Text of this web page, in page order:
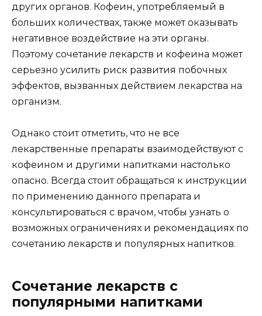
других органов. Кофеин, употребляемый в
больших количествах, также может оказывать
негативное воздействие на эти органы.
Поэтому сочетание лекарств и кофеина может
серьезно усилить риск развития побочных
эффектов, вызванных действием лекарства на
организм.
Однако стоит отметить, что не все
лекарственные препараты взаимодействуют с
кофеином и другими напитками настолько
опасно. Всегда стоит обращаться к инструкции
по применению данного препарата и
консультироваться с врачом, чтобы узнать о
возможных ограничениях и рекомендациях по
сочетанию лекарств и популярных напитков.
Сочетание лекарств с
популярными напитками